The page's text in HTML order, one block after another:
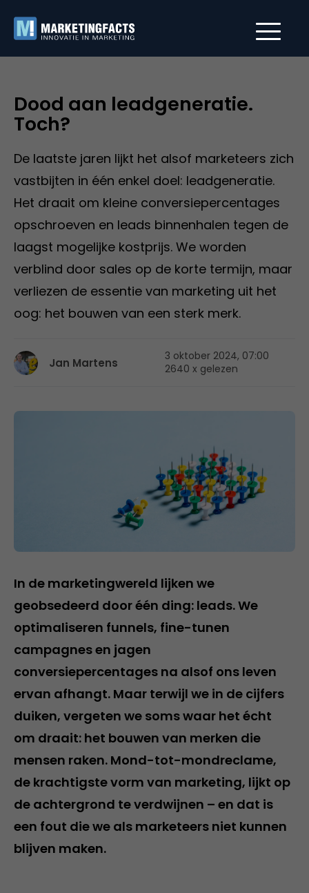
Dood aan leadgeneratie.
Toch?
De laatste jaren lijkt het alsof marketeers zich
vastbijten in één enkel doel: leadgeneratie.
Het draait om kleine conversiepercentages
opschroeven en leads binnenhalen tegen de
laagst mogelijke kostprijs. We worden
verblind door sales op de korte termijn, maar
verliezen de essentie van marketing uit het
oog: het bouwen van een sterk merk.
Jan Martens
3 oktober 2024, 07:00
2640 x gelezen
In de marketingwereld lijken we
geobsedeerd door één ding: leads. We
optimaliseren funnels, fine-tunen
campagnes en jagen
conversiepercentages na alsof ons leven
ervan afhangt. Maar terwijl we in de cijfers
duiken, vergeten we soms waar het écht
om draait: het bouwen van merken die
mensen raken. Mond-tot-mondreclame,
de krachtigste vorm van marketing, lijkt op
de achtergrond te verdwijnen – en dat is
een fout die we als marketeers niet kunnen
blijven maken.